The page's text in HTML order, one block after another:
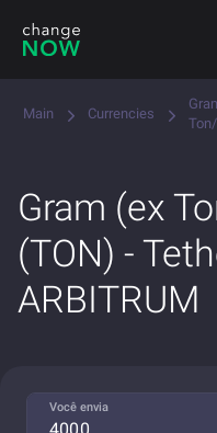
Main Currencies
Gram (ex
(TON) -
ARBITRUM
Você envia